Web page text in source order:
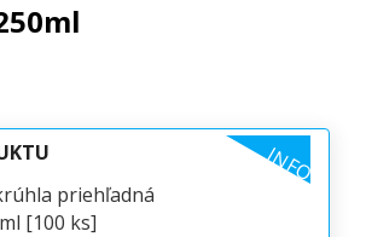
INFO
priehľadná
[100 ks]